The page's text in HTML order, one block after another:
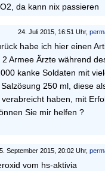
da kann nix passieren
24. Juli 2015, 16:51 Uhr,
habe ich hier einen
Armee Ärzte während
kanke Soldaten mit
250 ml, diese
haben, mit
Sie mir helfen ?
September 2015, 20:02 Uhr,
vom hs-aktivia